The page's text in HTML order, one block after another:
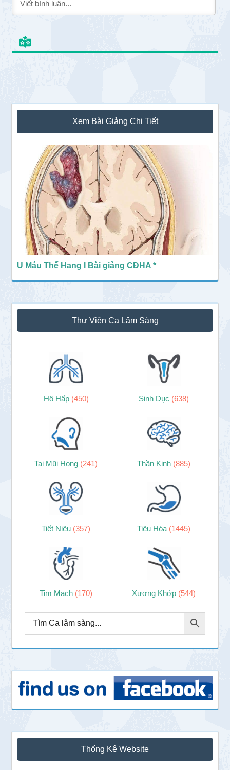
Sidebar
chính
Xem Bài Giảng Chi Tiết
U Máu Thể Hang I Bài giảng CĐHA *
Thư Viện Ca Lâm Sàng
Hô Hấp (450) Sinh Dục (638)
Tai Mũi Họng (241) Thần Kinh (885)
Tiết Niệu (357) Tiêu Hóa (1445)
Tim Mạch (170) Xương Khớp (544)
Thống Kê Website